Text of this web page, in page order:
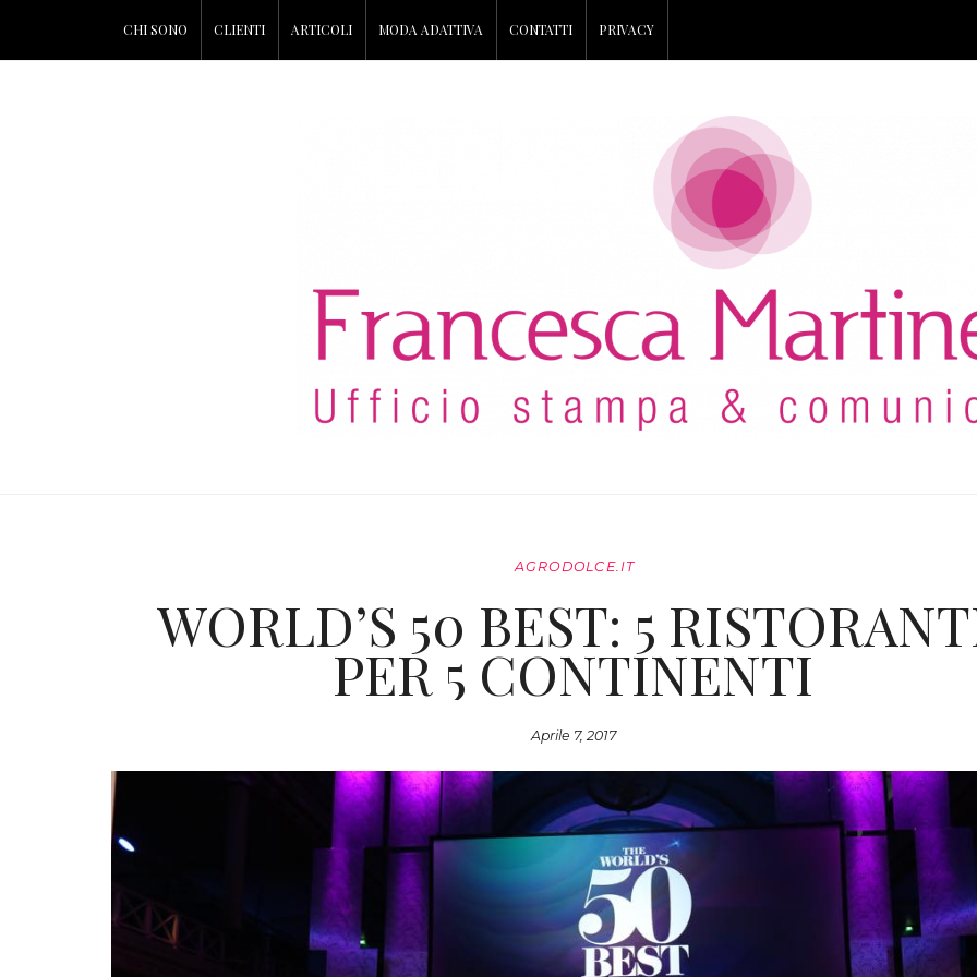
CHI SONO CLIENTI ARTICOLI MODA ADATTIVA CONTATTI PRIVACY
AGRODOLCE.IT
WORLD’S 50 BEST: 5
PER 5 CONTINENTI
Aprile 7, 2017